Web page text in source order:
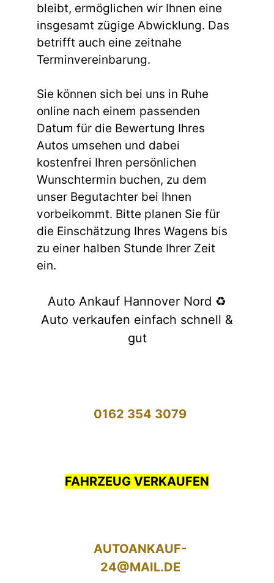
bleibt, ermöglichen wir Ihnen eine
insgesamt zügige Abwicklung. Das
betrifft auch eine zeitnahe
Terminvereinbarung.
Sie können sich bei uns in Ruhe
online nach einem passenden
Datum für die Bewertung Ihres
Autos umsehen und dabei
kostenfrei Ihren persönlichen
Wunschtermin buchen, zu dem
unser Begutachter bei Ihnen
vorbeikommt. Bitte planen Sie für
die Einschätzung Ihres Wagens bis
zu einer halben Stunde Ihrer Zeit
ein.
Auto Ankauf Hannover Nord ♻️
Auto verkaufen einfach schnell &
gut
0162 354 3079
FAHRZEUG VERKAUFEN
AUTOANKAUF-
24@MAIL.DE